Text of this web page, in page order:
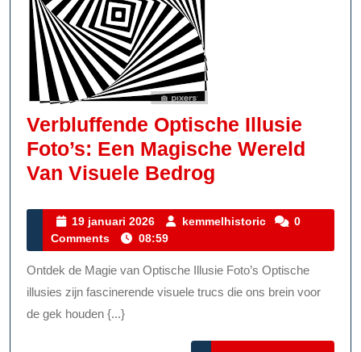
Verbluffende Optische Illusie
Foto’s: Een Magische Wereld
Van Visuele Bedrog
Illusie
Een
Magische
Van
19 januari 2026
19
januari
2026
kemmelhistoric kemmelhistoric
0
Comments
08:59
Ontdek de Magie van Optische Illusie Foto’s Optische
illusies zijn fascinerende visuele trucs die ons brein voor
de gek houden {...}